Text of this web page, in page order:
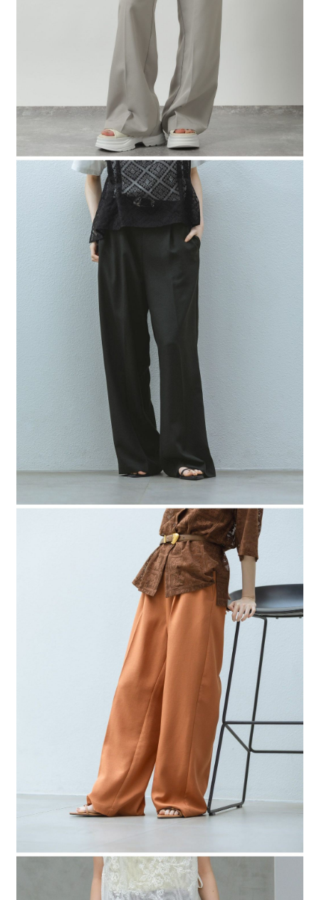
１．透過由恩沛科技股份有限公司提供之「AFTEE先享後付」服務完成之交
易，需依本服務之必要範圍內提供個人資料，並將交易相關給付款項請求債
權轉讓予恩沛科技股份有限公司。
２．關於個人資料處理事宜，請瀏覽以下網址：
https://aftee.tw/terms/#terms3
３．未成年的使用者請事先徵得法定代理人或監護人之同意方可使用
「AFTEE先享後付」，若未經同意申辦者引起之損失，本公司不負相關責
４．使用「AFTEE先享後付」時，將依據個別帳號之用戶狀況，依本公司即
時審查核予不同之上限額度；若仍有額度不足之情形，本公司將視審查結果
請求用戶進行身份認證。
５．嚴禁一人註冊多個帳號或使用他人資訊註冊。若發現惡意使用之情形，
恩沛科技股份有限公司將有權停止該用戶之使用額度並採取法律行動。